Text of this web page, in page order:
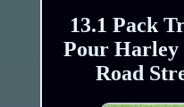
13.1 Pack
Pour Harley
Road